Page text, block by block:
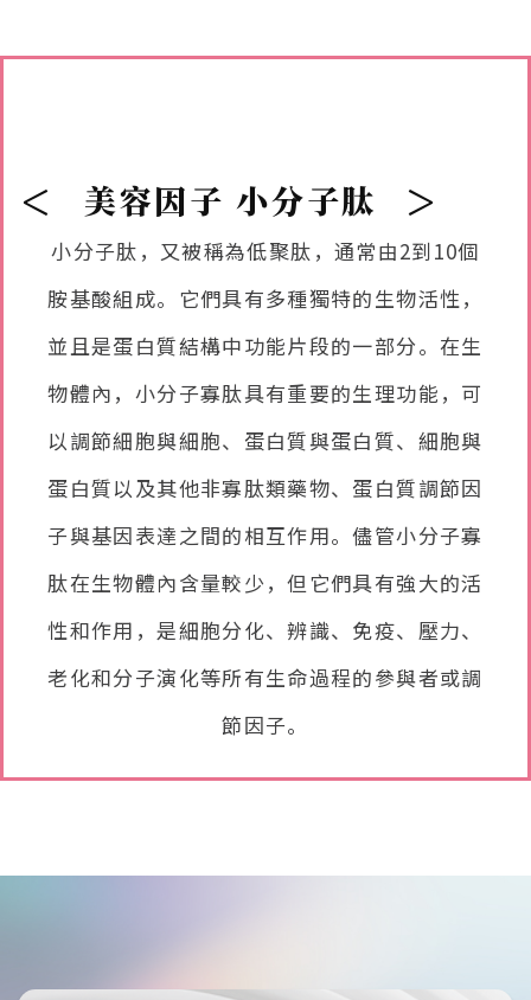
< 美容因子 小分子肽 >
小分子肽，又被稱為低聚肽，通常由2到10個
胺基酸組成。它們具有多種獨特的生物活性，
並且是蛋白質結構中功能片段的一部分。在生
物體內，小分子寡肽具有重要的生理功能，可
以調節細胞與細胞、蛋白質與蛋白質、細胞與
蛋白質以及其他非寡肽類藥物、蛋白質調節因
子與基因表達之間的相互作用。儘管小分子寡
肽在生物體內含量較少，但它們具有強大的活
性和作用，是細胞分化、辨識、免疫、壓力、
老化和分子演化等所有生命過程的參與者或調
節因子。